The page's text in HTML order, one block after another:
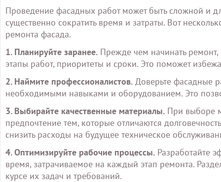
Проведение фасадных работ может быть сложной и
существенно сократить время и затраты. Вот
ремонта фасада.
1. Планируйте заранее. Прежде чем начинать
этапы работ, приоритеты и сроки. Это поможет
2. Наймите профессионалистов. Доверьте фасадные
необходимыми навыками и оборудованием. Это
3. Выбирайте качественные материалы. При выборе
предпочтение тем, которые отличаются
снизить расходы на будущее техническое
4. Оптимизируйте рабочие процессы. Разработайте
время, затрачиваемое на каждый этап ремонта.
курсе их задач и требований.